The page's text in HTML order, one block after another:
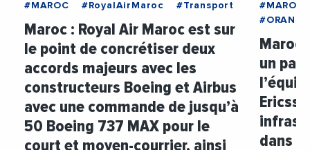
#MAROC #RoyalAirMaroc #Transport
Maroc : Royal Air Maroc est sur
le point de concrétiser deux
accords majeurs avec les
constructeurs Boeing et Airbus
avec une commande de jusqu’à
50 Boeing 737 MAX pour le
court et moyen-courrier, ainsi
#MAROC
#ORANGE
Maroc
un
dans